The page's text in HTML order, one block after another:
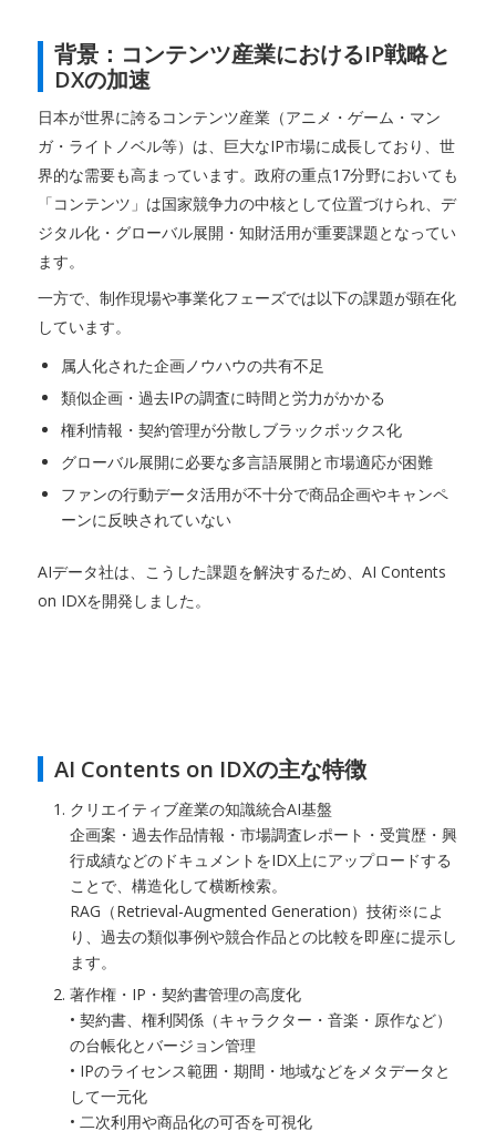
背景：コンテンツ産業におけるIP戦略と
DXの加速
日本が世界に誇るコンテンツ産業（アニメ・ゲーム・マン
ガ・ライトノベル等）は、巨大なIP市場に成長しており、世
界的な需要も高まっています。政府の重点17分野においても
「コンテンツ」は国家競争力の中核として位置づけられ、デ
ジタル化・グローバル展開・知財活用が重要課題となってい
ます。
一方で、制作現場や事業化フェーズでは以下の課題が顕在化
しています。
属人化された企画ノウハウの共有不足
類似企画・過去IPの調査に時間と労力がかかる
権利情報・契約管理が分散しブラックボックス化
グローバル展開に必要な多言語展開と市場適応が困難
ファンの行動データ活用が不十分で商品企画やキャンペ
ーンに反映されていない
AIデータ社は、こうした課題を解決するため、AI Contents
on IDXを開発しました。
AI Contents on IDXの主な特徴
クリエイティブ産業の知識統合AI基盤
企画案・過去作品情報・市場調査レポート・受賞歴・興
行成績などのドキュメントをIDX上にアップロードする
ことで、構造化して横断検索。
RAG（Retrieval-Augmented Generation）技術※によ
り、過去の類似事例や競合作品との比較を即座に提示し
ます。
著作権・IP・契約書管理の高度化
• 契約書、権利関係（キャラクター・音楽・原作など）
の台帳化とバージョン管理
• IPのライセンス範囲・期間・地域などをメタデータと
して一元化
• 二次利用や商品化の可否を可視化